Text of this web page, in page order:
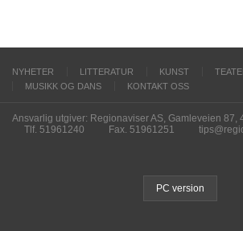
NYHETER LITTERATUR KUNST
MUSIKK OG DANS
KONTAKT OSS
Ansvarlig utgiver: Regionaviser AS, Gamleveien 87,
Tlf. 51961240
Fax. 51961251
PC version